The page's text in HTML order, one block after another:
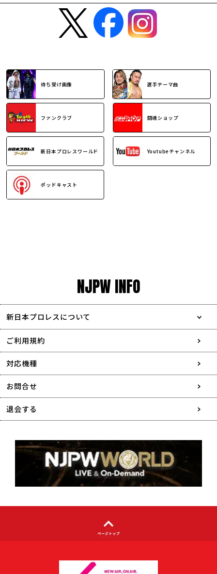
待ち受け画像 選手テーマ曲
ファンクラブ 闘魂ショップ
新日本プロレスワールド Youtubeチャンネル
ポッドキャスト
NJPW INFO
新日本プロレスについて
会社情報
採用情報
協賛・広告媒体のご案内
特定商取引に関する表記
著作権について
利用者情報の外部送信について
ご利用規約
対応機種
お問合せ
退会する